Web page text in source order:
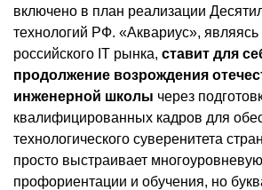
включено в план реализации
технологий РФ. «Аквариус»,
российского IT рынка, ставит для
продолжение возрождения
инженерной школы через
квалифицированных кадров для
технологического суверенитета
просто выстраивает
профориентации и обучения, но